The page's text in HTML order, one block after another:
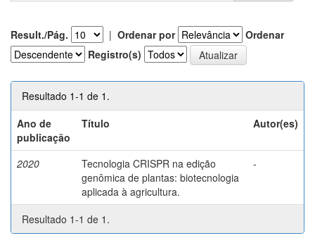
Result./Pág. | Ordenar por
Ordenar
Registro(s)
Resultado 1-1 de 1.
Ano de
publicação
Título Autor(es)
2020
Tecnologia CRISPR na edição
genômica de plantas: biotecnologia
aplicada à agricultura.
-
Resultado 1-1 de 1.